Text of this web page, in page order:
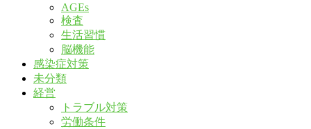
AGEs
検査
生活習慣
脳機能
感染症対策
未分類
経営
トラブル対策
労働条件